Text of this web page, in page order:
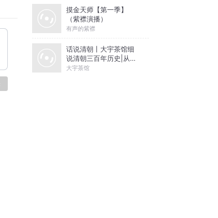
摸金天师【第一季】
（紫襟演播）
有声的紫襟
话说清朝丨大宇茶馆细
说清朝三百年历史|从努
尔哈赤到末代皇帝溥仪|
大宇茶馆